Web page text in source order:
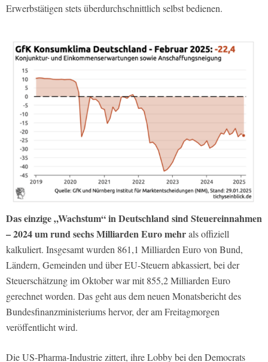
Erwerbstätigen stets überdurchschnittlich selbst bedienen.
Das einzige „Wachstum“ in Deutschland sind Steuereinnahmen
– 2024 um rund sechs Milliarden Euro mehrals offiziell
kalkuliert. Insgesamt wurden 861,1 Milliarden Euro von Bund,
Ländern, Gemeinden und über EU-Steuern abkassiert, bei der
Steuerschätzung im Oktober war mit 855,2 Milliarden Euro
gerechnet worden. Das geht aus dem neuen Monatsbericht des
Bundesfinanzministeriums hervor, der am Freitagmorgen
veröffentlicht wird.
Die US-Pharma-Industrie zittert, ihre Lobby bei den Democrats